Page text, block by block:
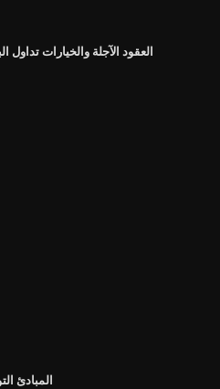
العقود الآجلة والخيارات تداول
المبادئ